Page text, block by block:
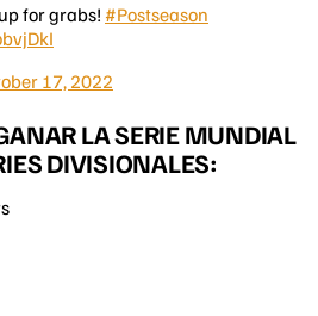
for grabs! #Postseason
17, 2022
LA SERIE MUNDIAL
DIVISIONALES: